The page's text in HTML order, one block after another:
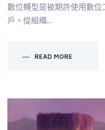
數位轉型是被期許使用數
戶。從組織...
READ MORE